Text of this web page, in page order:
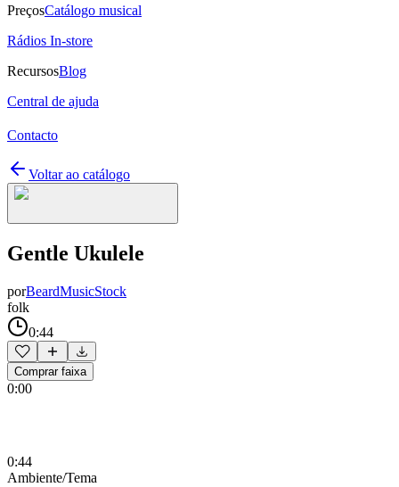
PreçosCatálogo musical
Rádios In-store
RecursosBlog
Central de ajuda
Contacto
Voltar ao catálogo
Gentle Ukulele
porBeardMusicStock
folk
0:44
Comprar faixa
0:00
0:44
Ambiente/Tema